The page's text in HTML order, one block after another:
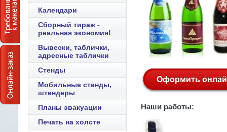
Наши работы:
Календари
Сборный тираж -
реальная экономия!
Вывески, таблички,
адресные таблички
Стенды
Мобильные стенды,
штендеры
Планы эвакуации
Печать на холсте